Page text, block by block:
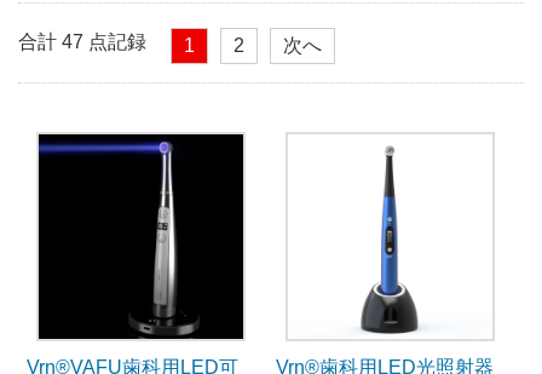
合計 47 点記録 1 2 次へ
Vrn®VAFU歯科用LED可
Vrn®歯科用LED光照射器